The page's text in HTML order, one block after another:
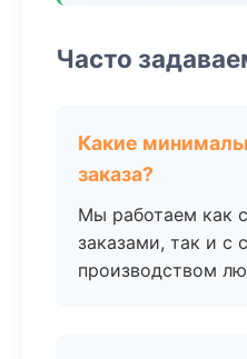
Часто
Какие
заказа?
Мы работаем как
заказами, так и с
производством